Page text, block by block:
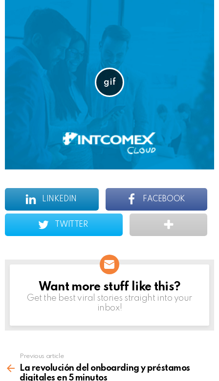
LINKEDIN FACEBOOK
TWITTER
NEWSLETTER
Want more stuff like this?
Get the best viral stories straight into your
inbox!
more
Previous article
La revolución del onboarding y préstamos
digitales en 5 minutos